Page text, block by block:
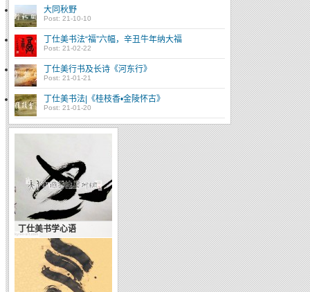
大同秋野
Post: 21-10-10
丁仕美书法“福”六幅，辛丑牛年纳大福
Post: 21-02-22
丁仕美行书及长诗《河东行》
Post: 21-01-21
丁仕美书法|《桂枝香•金陵怀古》
Post: 21-01-20
丁仕美书学心语